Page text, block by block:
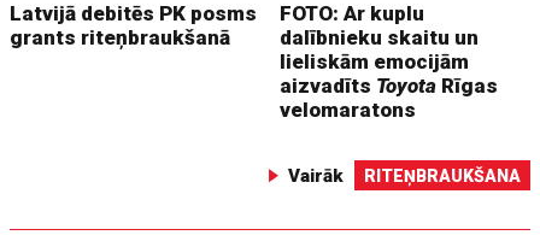
Latvijā debitēs PK posms
grants riteņbraukšanā
FOTO: Ar kuplu
dalībnieku skaitu un
lieliskām emocijām
aizvadīts Toyota Rīgas
velomaratons
Vairāk RITEŅBRAUKŠANA